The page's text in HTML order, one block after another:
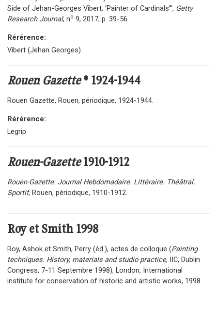
Side of Jehan-Georges Vibert, 'Painter of Cardinals'", Getty
Research Journal, no 9, 2017, p. 39-56.
Rérérence:
Vibert (Jehan Georges)
Rouen Gazette* 1924-1944
Rouen Gazette, Rouen, périodique, 1924-1944.
Rérérence:
Legrip
Rouen-Gazette1910-1912
Rouen-Gazette. Journal Hebdomadaire. Littéraire. Théâtral.
Sportif, Rouen, périodique, 1910-1912.
Roy et Smith1998
Roy, Ashok et Smith, Perry (éd.), actes de colloque (Painting
techniques. History, materials and studio practice, IIC, Dublin
Congress, 7-11 Septembre 1998), London, International
institute for conservation of historic and artistic works, 1998.